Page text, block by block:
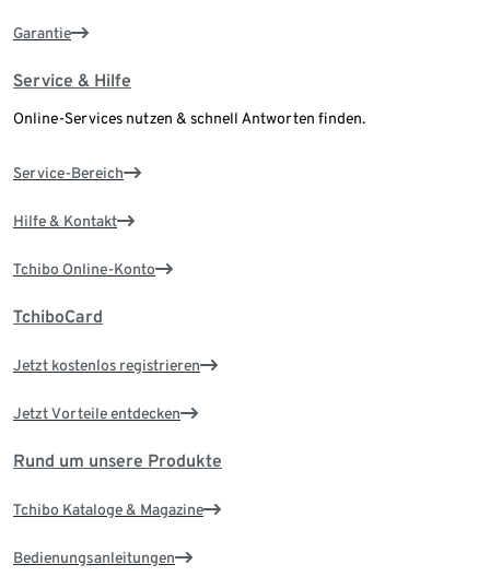
Garantie
Service & Hilfe
Online-Services nutzen & schnell Antworten finden.
Service-Bereich
Hilfe & Kontakt
Tchibo Online-Konto
TchiboCard
Jetzt kostenlos registrieren
Jetzt Vorteile entdecken
Rund um unsere Produkte
Tchibo Kataloge & Magazine
Bedienungsanleitungen